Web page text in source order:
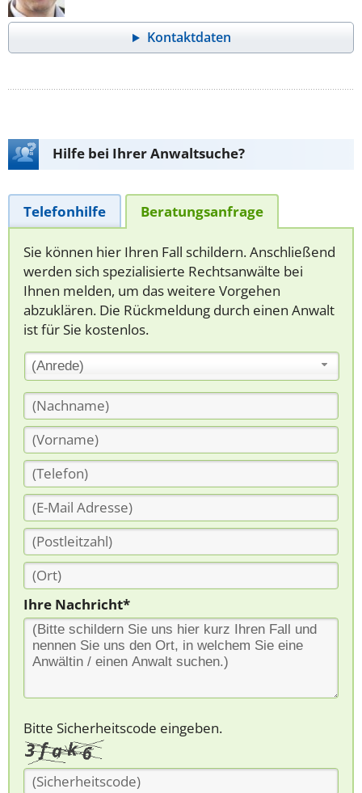
Kontaktdaten
Hilfe bei Ihrer Anwaltsuche?
Telefonhilfe Beratungsanfrage
Sie können hier Ihren Fall schildern. Anschließend
werden sich spezialisierte Rechtsanwälte bei
Ihnen melden, um das weitere Vorgehen
abzuklären. Die Rückmeldung durch einen Anwalt
ist für Sie kostenlos.
(Anrede)
Ihre Nachricht*
Bitte Sicherheitscode eingeben.